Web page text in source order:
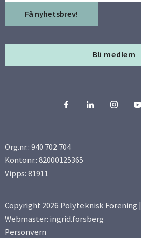
Bli medlem
Få nyhetsbrev!
Org.nr.: 940 702 704
Kontonr.: 82000125365
Vipps: 81911
Copyright 2026 Polyteknisk Forening |
Webmaster: ingrid.forsberg
Personvern